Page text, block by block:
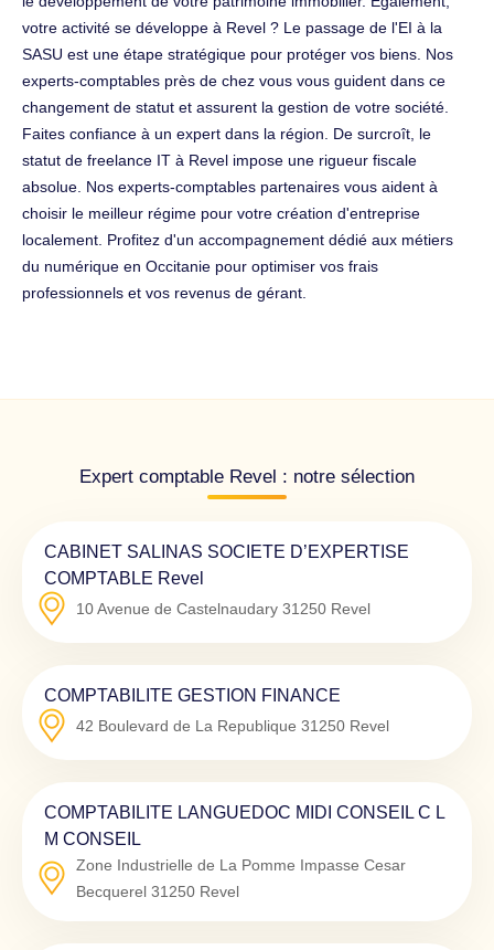
votre activité se développe à Revel ? Le passage de l'EI à la
SASU est une étape stratégique pour protéger vos biens. Nos
experts-comptables près de chez vous vous guident dans ce
changement de statut et assurent la gestion de votre société.
Faites confiance à un expert dans la région. De surcroît, le
statut de freelance IT à Revel impose une rigueur fiscale
absolue. Nos experts-comptables partenaires vous aident à
choisir le meilleur régime pour votre création d'entreprise
localement. Profitez d'un accompagnement dédié aux métiers
du numérique en Occitanie pour optimiser vos frais
professionnels et vos revenus de gérant.
Expert comptable Revel : notre sélection
CABINET SALINAS SOCIETE D’EXPERTISE
COMPTABLE Revel
10 Avenue de Castelnaudary 31250 Revel
COMPTABILITE GESTION FINANCE
42 Boulevard de La Republique 31250 Revel
COMPTABILITE LANGUEDOC MIDI CONSEIL C L
M CONSEIL
Zone Industrielle de La Pomme Impasse Cesar
Becquerel 31250 Revel